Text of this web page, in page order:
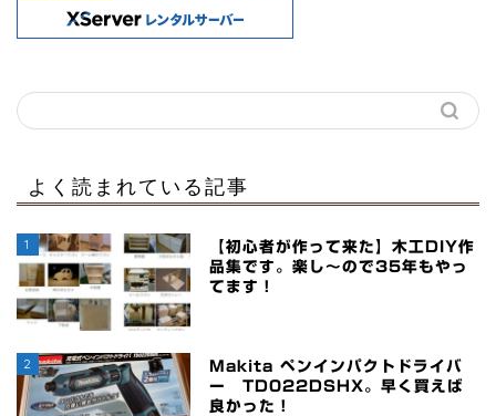
よく読まれている記事
1
【初心者が作って来た】木工DIY作
品集です。楽し～ので35年もやっ
てます！
2
Makita ペンインパクトドライバ
ー TD022DSHX。早く買えば
良かった！